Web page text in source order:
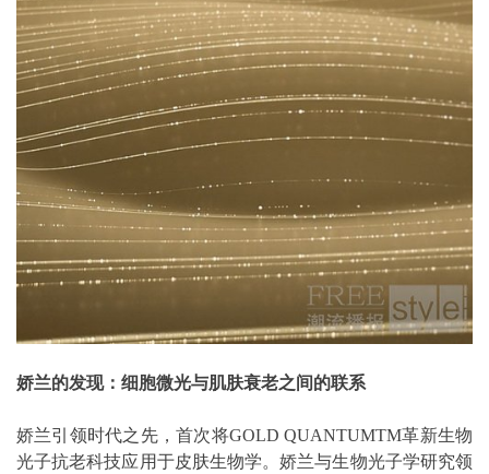
娇兰的发现：细胞微光与肌肤衰老之间的联系
娇兰引领时代之先，首次将GOLD QUANTUMTM革新生物
光子抗老科技应用于皮肤生物学。娇兰与生物光子学研究领